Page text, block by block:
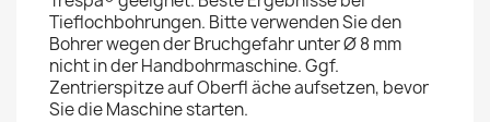
Tieflochbohrungen. Bitte verwenden Sie den
Bohrer wegen der Bruchgefahr unter Ø 8 mm
nicht in der Handbohrmaschine. Ggf.
Zentrierspitze auf Oberfl äche aufsetzen, bevor
Sie die Maschine starten.